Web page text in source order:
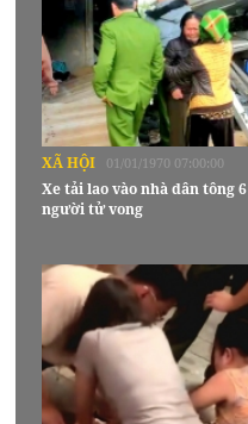
XÃ HỘI 01/01/1970 07:00:00
Xe tải lao vào nhà dân tông 6
người tử vong